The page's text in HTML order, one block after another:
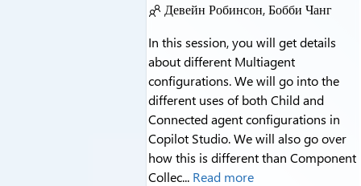
Девейн Робинсон, Бобби Чанг
In this session, you will get details
about different Multiagent
configurations. We will go into the
different uses of both Child and
Connected agent configurations in
Copilot Studio. We will also go over
how this is different than Component
Collec... Read more